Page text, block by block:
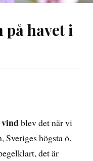
på havet i
blev det när vi
Sveriges högsta ö.
det är